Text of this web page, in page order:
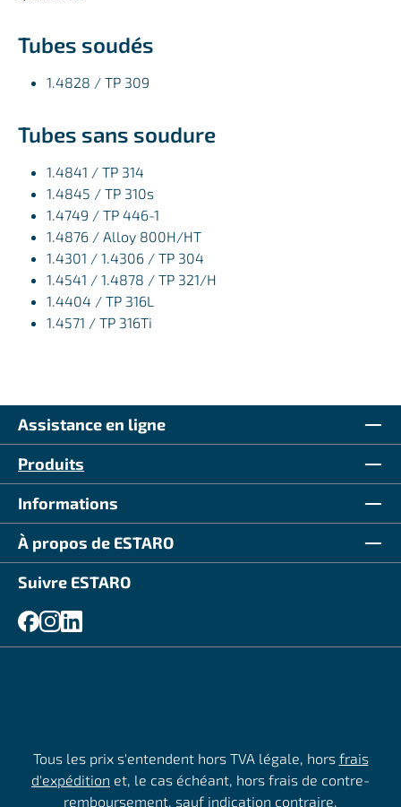
Tubes soudés
1.4828 / TP 309
Tubes sans soudure
1.4841 / TP 314
1.4845 / TP 310s
1.4749 / TP 446-1
1.4876 / Alloy 800H/HT
1.4301 / 1.4306 / TP 304
1.4541 / 1.4878 / TP 321/H
1.4404 / TP 316L
1.4571 / TP 316Ti
Assistance en ligne
Produits
Informations
À propos de ESTARO
Suivre ESTARO
Tous les prix s'entendent hors TVA légale, hors frais
d'expédition et, le cas échéant, hors frais de contre-
remboursement, sauf indication contraire.